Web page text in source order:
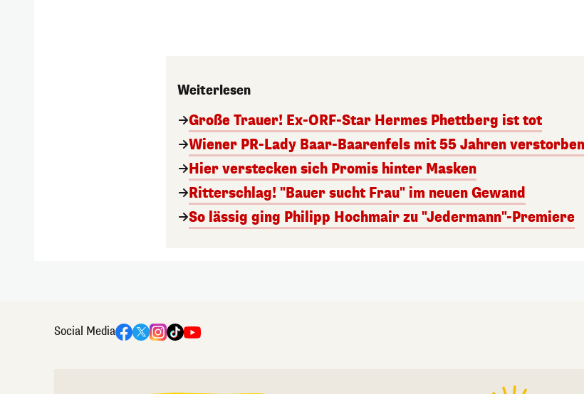
Weiterlesen
Große Trauer! Ex-ORF-Star Hermes Phettberg ist tot
Wiener PR-Lady Baar-Baarenfels mit 55 Jahren verstorben
Hier verstecken sich Promis hinter Masken
Ritterschlag! "Bauer sucht Frau" im neuen Gewand
So lässig ging Philipp Hochmair zu "Jedermann"-Premiere
Social Media